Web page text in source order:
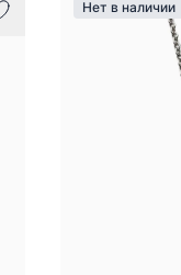
Нет в наличии